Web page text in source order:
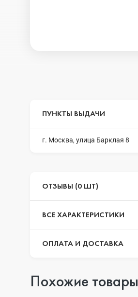
ПУНКТЫ ВЫДАЧИ
г. Москва, улица Барклая 8
ОТЗЫВЫ (0 ШТ)
ВСЕ ХАРАКТЕРИСТИКИ
ОПЛАТА И ДОСТАВКА
Похожие товары